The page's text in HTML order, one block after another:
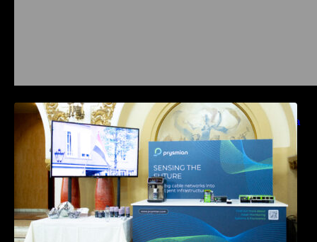
Prysmian aduce la COMM26 tehnologii de
sensing si Digital Energy pentru monitorizarea
in timp real a infrastrucrutilor critice